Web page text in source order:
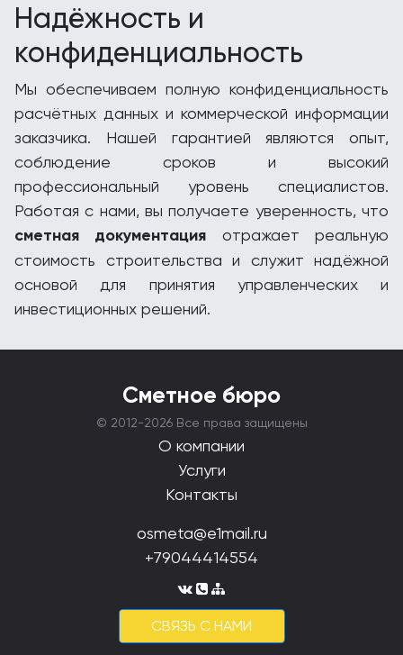
Надёжность и
конфиденциальность
Мы обеспечиваем полную конфиденциальность
расчётных данных и коммерческой информации
заказчика. Нашей гарантией являются опыт,
соблюдение сроков и высокий
профессиональный уровень специалистов.
Работая с нами, вы получаете уверенность, что
сметная документация отражает реальную
стоимость строительства и служит надёжной
основой для принятия управленческих и
инвестиционных решений.
Сметное бюро
© 2012-2026 Все права защищены
О компании
Услуги
Контакты
osmeta@e1mail.ru
+79044414554
CВЯЗЬ С НАМИ